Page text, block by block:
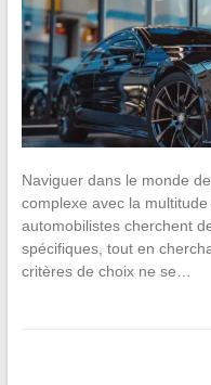
Naviguer dans le monde
complexe avec la
automobilistes cherchent
spécifiques, tout en
critères de choix ne se…